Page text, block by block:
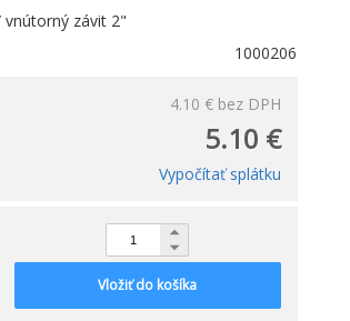
vnútorný závit 2"
1000206
4.10 € bez DPH
5.10 €
Vypočítať splátku
Vložiť do košíka